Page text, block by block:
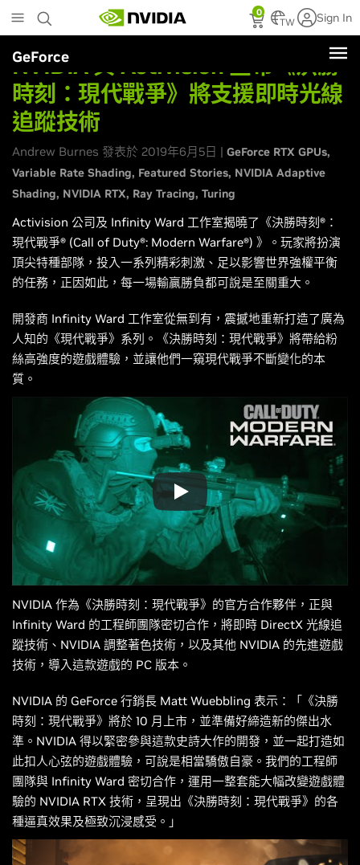
to
main
content
0
TW Sign In
GeForce
NVIDIA 與 Activision 宣布《決勝
時刻：現代戰爭》將支援即時光線
追蹤技術
Andrew Burnes 發表於 2019年6月5日 | GeForce RTX GPUs
Variable Rate Shading Featured Stories NVIDIA Adaptive
Shading NVIDIA RTX Ray Tracing Turing
Activision 公司及 Infinity Ward 工作室揭曉了《決勝時刻®：
現代戰爭® (Call of Duty®: Modern Warfare®) 》。玩家將扮演
頂尖特種部隊，投入一系列精彩刺激、足以影響世界強權平衡
的任務，正因如此，每一場輸贏勝負都可說是至關重大。
開發商 Infinity Ward 工作室從無到有，震撼地重新打造了廣為
人知的《現代戰爭》系列。《決勝時刻：現代戰爭》將帶給粉
絲高強度的遊戲體驗，並讓他們一窺現代戰爭不斷變化的本
質。
NVIDIA 作為《決勝時刻：現代戰爭》的官方合作夥伴，正與
Infinity Ward 的工程師團隊密切合作，將即時 DirectX 光線追
蹤技術、NVIDIA 調整著色技術，以及其他 NVIDIA 的先進遊戲
技術，導入這款遊戲的 PC 版本。
NVIDIA 的 GeForce 行銷長 Matt Wuebbling 表示：「《決勝
時刻：現代戰爭》將於 10 月上市，並準備好締造新的傑出水
準。NVIDIA 得以緊密參與這款史詩大作的開發，並一起打造如
此扣人心弦的遊戲體驗，可說是相當驕傲自豪。我們的工程師
團隊與 Infinity Ward 密切合作，運用一整套能大幅改變遊戲體
驗的 NVIDIA RTX 技術，呈現出《決勝時刻：現代戰爭》的各
種逼真效果及極致沉浸感受。」